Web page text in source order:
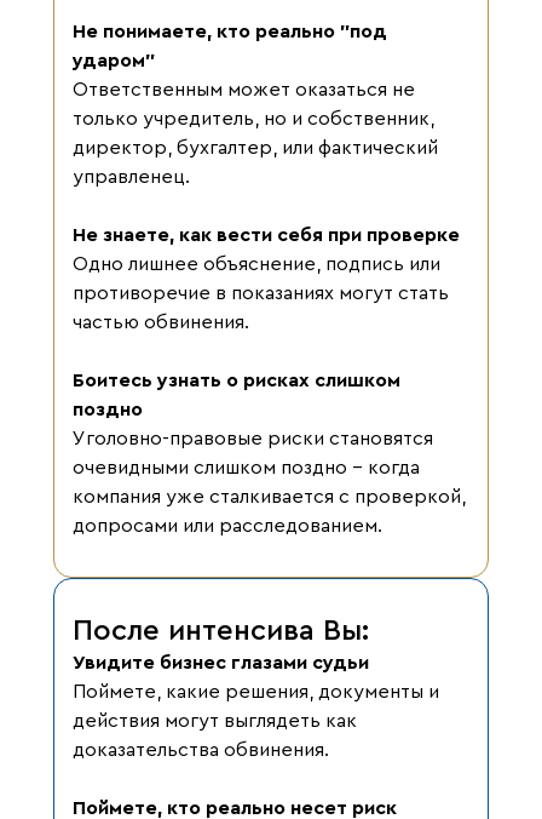
Не понимаете, кто реально "под
ударом"
Ответственным может оказаться не
только учредитель, но и собственник,
директор, бухгалтер, или фактический
управленец.
Не знаете, как вести себя при проверке
Одно лишнее объяснение, подпись или
противоречие в показаниях могут стать
частью обвинения.
Боитесь узнать о рисках слишком
поздно
Уголовно-правовые риски становятся
очевидными слишком поздно - когда
компания уже сталкивается с проверкой,
допросами или расследованием.
После интенсива Вы:
Увидите бизнес глазами судьи
Поймете, какие решения, документы и
действия могут выглядеть как
доказательства обвинения.
Поймете, кто реально несет риск